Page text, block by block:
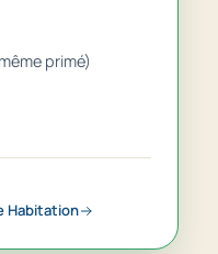
primé)
Habitation